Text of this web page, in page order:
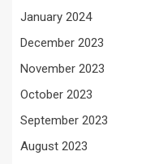
January 2024
December 2023
November 2023
October 2023
September 2023
August 2023